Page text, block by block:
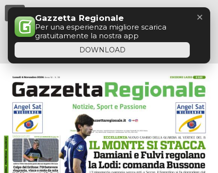
Gazzetta Regionale
Per una esperienza migliore scarica
gratuitamente la nostra app
DOWNLOAD
✕
Menu